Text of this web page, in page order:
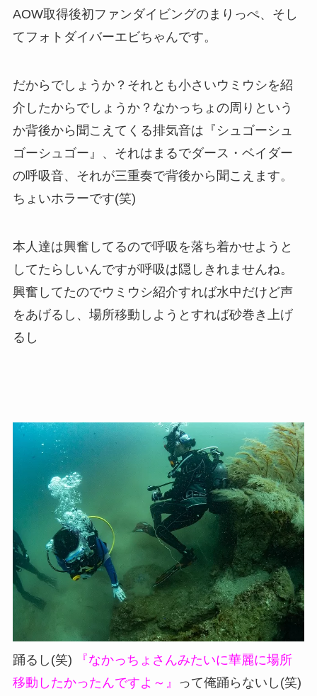
AOW取得後初ファンダイビングのまりっぺ、そし
てフォトダイバーエビちゃんです。
だからでしょうか？それとも小さいウミウシを紹
介したからでしょうか？なかっちょの周りという
か背後から聞こえてくる排気音は『シュゴーシュ
ゴーシュゴー』、それはまるでダース・ベイダー
の呼吸音、それが三重奏で背後から聞こえます。
ちょいホラーです(笑)
本人達は興奮してるので呼吸を落ち着かせようと
してたらしいんですが呼吸は隠しきれませんね。
興奮してたのでウミウシ紹介すれば水中だけど声
をあげるし、場所移動しようとすれば砂巻き上げ
るし
踊るし(笑)
『なかっちょさんみたいに華麗に場所
移動したかったんですよ～』
って俺踊らないし(笑)